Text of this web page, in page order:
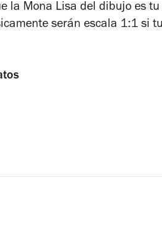
la Mona Lisa del dibujo es
serán escala 1:1 si